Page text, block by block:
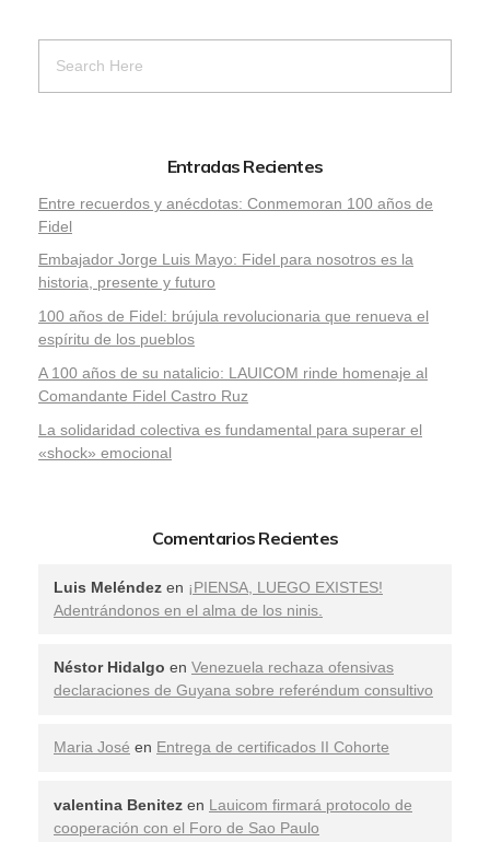
Entradas Recientes
Entre recuerdos y anécdotas: Conmemoran 100 años de
Fidel
Embajador Jorge Luis Mayo: Fidel para nosotros es la
historia, presente y futuro
100 años de Fidel: brújula revolucionaria que renueva el
espíritu de los pueblos
A 100 años de su natalicio: LAUICOM rinde homenaje al
Comandante Fidel Castro Ruz
La solidaridad colectiva es fundamental para superar el
«shock» emocional
Comentarios Recientes
Luis Meléndez en ¡PIENSA, LUEGO EXISTES!
Adentrándonos en el alma de los ninis.
Néstor Hidalgo en Venezuela rechaza ofensivas
declaraciones de Guyana sobre referéndum consultivo
Maria José en Entrega de certificados II Cohorte
valentina Benitez en Lauicom firmará protocolo de
cooperación con el Foro de Sao Paulo